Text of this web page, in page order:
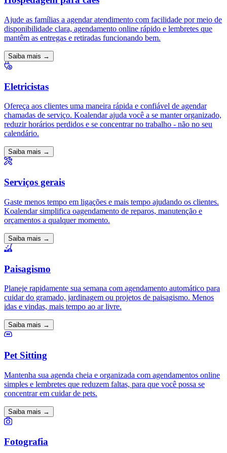
Ajude as famílias a agendar atendimento com facilidade por meio de
disponibilidade clara, agendamento online rápido e lembretes que
mantêm as entregas e retiradas funcionando bem.
Saiba mais →
Eletricistas
Ofereça aos clientes uma maneira rápida e confiável de agendar
chamadas de serviço. Koalendar ajuda você a se manter organizado,
reduzir horários perdidos e se concentrar no trabalho - não no seu
calendário.
Saiba mais →
Serviços gerais
Gaste menos tempo em ligações e mais tempo ajudando os clientes.
Koalendar simplifica oagendamento de reparos, manutenção e
orçamentos a qualquer momento.
Saiba mais →
Paisagismo
Planeje rapidamente sua semana com agendamento automático para
cuidar do gramado, jardinagem ou projetos de paisagismo. Menos
idas e vindas, mais tempo ao ar livre.
Saiba mais →
Pet Sitting
Mantenha sua agenda cheia e organizada com agendamentos online
simples e lembretes que reduzem faltas, para que você possa se
concentrar em cuidar de pets.
Saiba mais →
Fotografia